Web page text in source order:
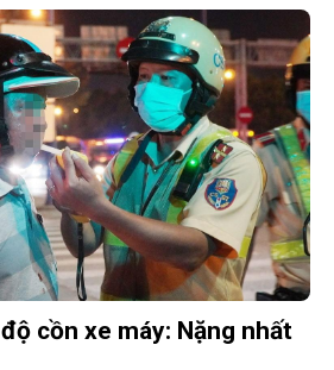
cồn xe máy: Nặng nhất